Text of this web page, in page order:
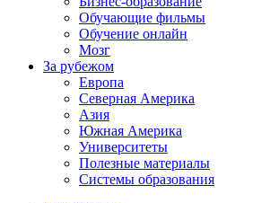
Обучающие фильмы
Обучение онлайн
Мозг
За рубежом
Европа
Северная Америка
Азия
Южная Америка
Университеты
Полезные материалы
Системы образования